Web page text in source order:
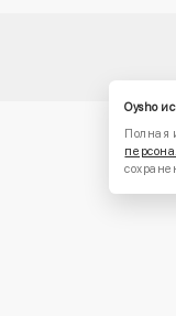
Oysho
Полная